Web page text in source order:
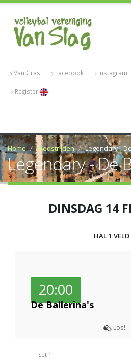
Van Gras Facebook Instagram
Register
Home Wedstrijden Legendary -
Legendary - De
DINSDAG 14
HAL 1 VELD
20:00
De Ballerina's
Los!
Set 1